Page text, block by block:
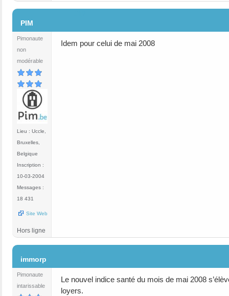
PIM
Pimonaute
non
modérable
Lieu : Uccle,
Bruxelles,
Belgique
Inscription :
10-03-2004
Messages :
18 431
Site Web
Idem pour celui de mai 2008
Hors ligne
immorp
Pimonaute
intarissable
Le nouvel indice santé du mois de mai 2008
loyers.